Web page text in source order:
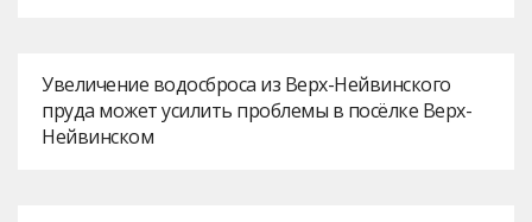
Увеличение водосброса из Верх-Нейвинского
пруда может усилить проблемы в посёлке Верх-
Нейвинском